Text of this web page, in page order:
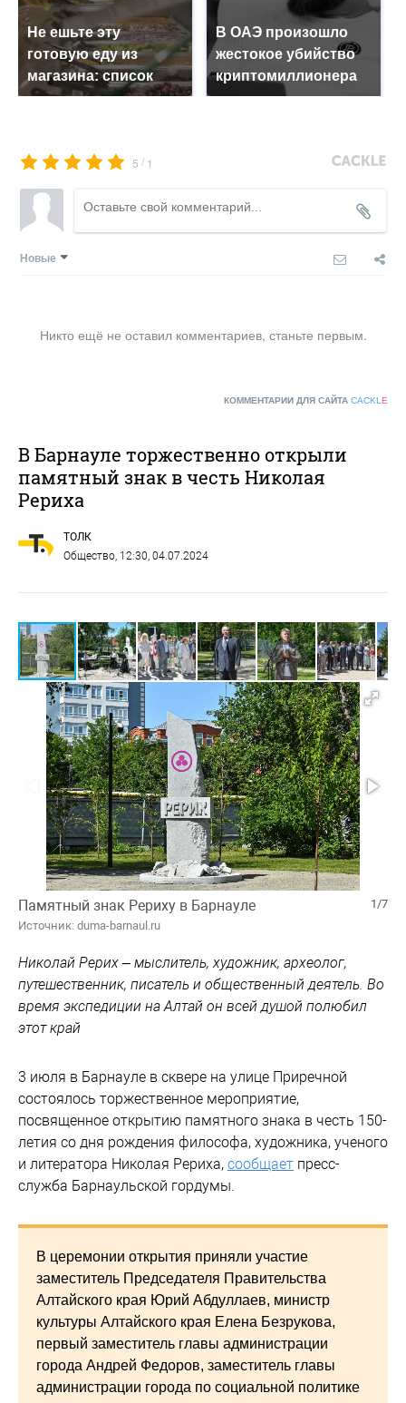
Не ешьте эту
готовую еду из
магазина: список
В ОАЭ произошло
жестокое убийство
криптомиллионера
5 / 1
Новые
Никто ещё не оставил комментариев, станьте первым.
КОММЕНТАРИИ ДЛЯ САЙТА CACKL E
В Барнауле торжественно открыли
памятный знак в честь Николая
Рериха
ТОЛК
Общество, 12:30, 04.07.2024
1/7
Памятный знак Рериху в Барнауле
Источник: duma-barnaul.ru
Николай Рерих – мыслитель, художник, археолог,
путешественник, писатель и общественный деятель. Во
время экспедиции на Алтай он всей душой полюбил
этот край
3 июля в Барнауле в сквере на улице Приречной
состоялось торжественное мероприятие,
посвященное открытию памятного знака в честь 150-
летия со дня рождения философа, художника, ученого
и литератора Николая Рериха, сообщает пресс-
служба Барнаульской гордумы.
В церемонии открытия приняли участие
заместитель Председателя Правительства
Алтайского края Юрий Абдуллаев, министр
культуры Алтайского края Елена Безрукова,
первый заместитель главы администрации
города Андрей Федоров, заместитель главы
администрации города по социальной политике